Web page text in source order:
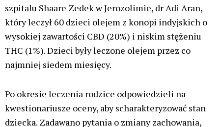
szpitalu Shaare Zedek w Jerozolimie, dr Adi Aran,
który leczył 60 dzieci olejem z konopi indyjskich o
wysokiej zawartości CBD (20%) i niskim stężeniu
THC (1%). Dzieci były leczone olejem przez co
najmniej siedem miesięcy.
Po okresie leczenia rodzice odpowiedzieli na
kwestionariusze oceny, aby scharakteryzować stan
dziecka. Zadawano pytania o zmiany zachowania,